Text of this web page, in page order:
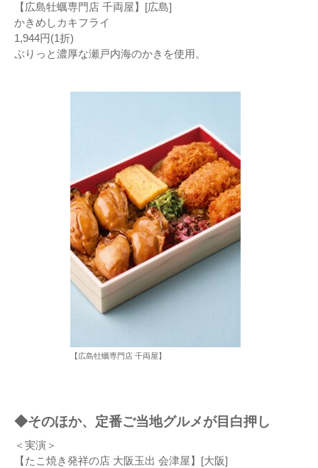
【広島牡蠣専門店 千両屋】[広島]
かきめしカキフライ
1,944円(1折)
ぷりっと濃厚な瀬戸内海のかきを使用。
【広島牡蠣専門店 千両屋】
◆そのほか、定番ご当地グルメが目白押し
＜実演＞
【たこ焼き発祥の店 大阪玉出 会津屋】[大阪]